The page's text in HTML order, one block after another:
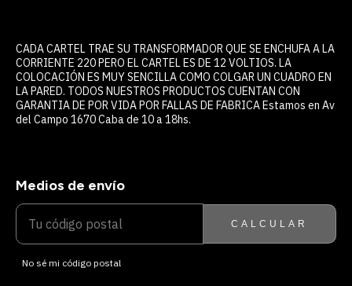
CADA CARTEL TRAE SU TRANSFORMADOR QUE SE ENCHUFA A LA
CORRIENTE 220 PERO EL CARTEL ES DE 12 VOLTIOS. LA
COLOCACIÓN ES MUY SENCILLA COMO COLGAR UN CUADRO EN
LA PARED. TODOS NUESTROS PRODUCTOS CUENTAN CON
GARANTIA DE POR VIDA POR FALLAS DE FABRICA Estamos en Av
del Campo 1670 Caba de 10 a 18hs.
ENTREGAS PARA EL CP:
Medios de envío
CALCULAR
No sé mi código postal